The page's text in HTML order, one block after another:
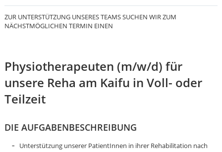
ZUR UNTERSTÜTZUNG UNSERES TEAMS SUCHEN WIR ZUM
NÄCHSTMÖGLICHEN TERMIN EINEN
Physiotherapeuten (m/w/d) für
unsere Reha am Kaifu in Voll- oder
Teilzeit
DIE AUFGABENBESCHREIBUNG
Unterstützung unserer PatientInnen in ihrer Rehabilitation nach
Karte anzeigen